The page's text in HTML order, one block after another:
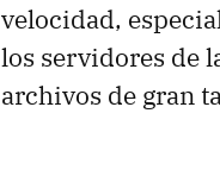
velocidad,
los servidores de
archivos de gran